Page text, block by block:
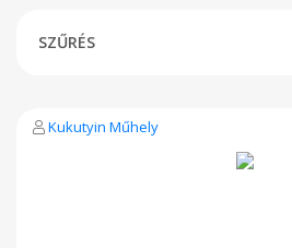
SZŰRÉS
Kukutyin Műhely